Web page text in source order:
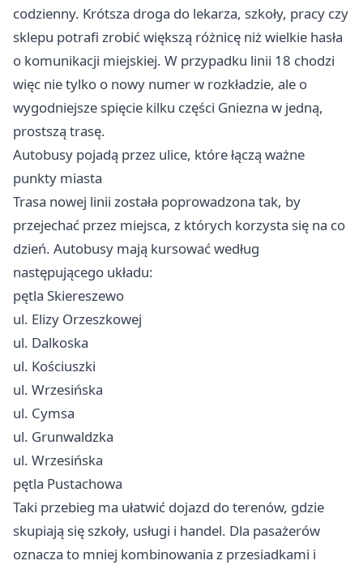
codzienny. Krótsza droga do lekarza, szkoły, pracy czy
sklepu potrafi zrobić większą różnicę niż wielkie hasła
o komunikacji miejskiej. W przypadku linii 18 chodzi
więc nie tylko o nowy numer w rozkładzie, ale o
wygodniejsze spięcie kilku części Gniezna w jedną,
prostszą trasę.
Autobusy pojadą przez ulice, które łączą ważne
punkty miasta
Trasa nowej linii została poprowadzona tak, by
przejechać przez miejsca, z których korzysta się na co
dzień. Autobusy mają kursować według
następującego układu:
pętla Skiereszewo
ul. Elizy Orzeszkowej
ul. Dalkoska
ul. Kościuszki
ul. Wrzesińska
ul. Cymsa
ul. Grunwaldzka
ul. Wrzesińska
pętla Pustachowa
Taki przebieg ma ułatwić dojazd do terenów, gdzie
skupiają się szkoły, usługi i handel. Dla pasażerów
oznacza to mniej kombinowania z przesiadkami i